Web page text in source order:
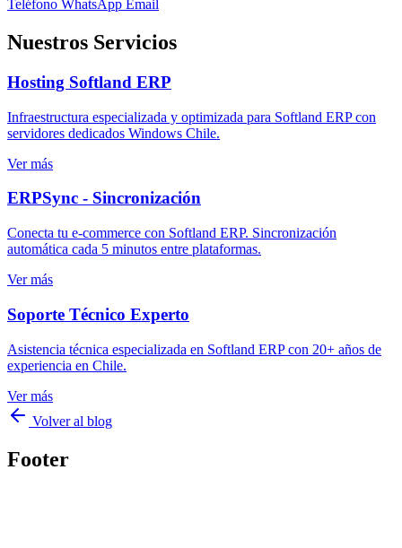
Teléfono WhatsApp Email
Nuestros Servicios
Hosting Softland ERP
Infraestructura especializada y optimizada para Softland ERP con
servidores dedicados Windows Chile.
Ver más
ERPSync - Sincronización
Conecta tu e-commerce con Softland ERP. Sincronización
automática cada 5 minutos entre plataformas.
Ver más
Soporte Técnico Experto
Asistencia técnica especializada en Softland ERP con 20+ años de
experiencia en Chile.
Ver más
Volver al blog
Footer